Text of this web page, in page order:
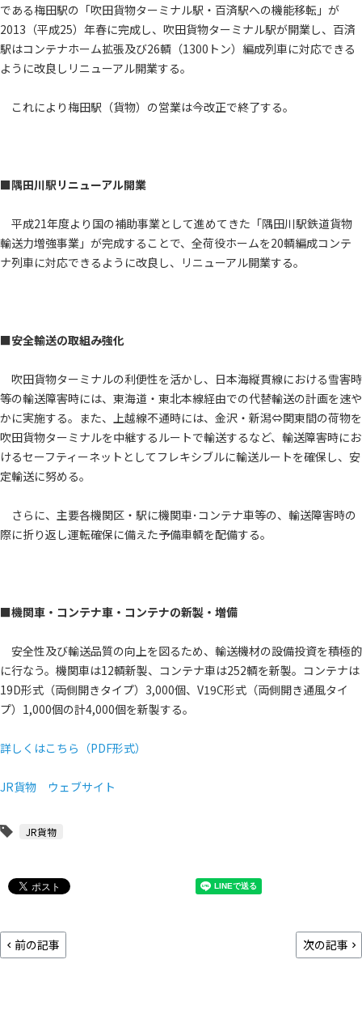
である梅田駅の「吹田貨物ターミナル駅・百済駅への機能移転」が
2013（平成25）年春に完成し、吹田貨物ターミナル駅が開業し、百済
駅はコンテナホーム拡張及び26輌（1300トン）編成列車に対応できる
ように改良しリニューアル開業する。
これにより梅田駅（貨物）の営業は今改正で終了する。
■隅田川駅リニューアル開業
平成21年度より国の補助事業として進めてきた「隅田川駅鉄道貨物
輸送力増強事業」が完成することで、全荷役ホームを20輌編成コンテ
ナ列車に対応できるように改良し、リニューアル開業する。
■安全輸送の取組み強化
吹田貨物ターミナルの利便性を活かし、日本海縦貫線における雪害時
等の輸送障害時には、東海道・東北本線経由での代替輸送の計画を速や
かに実施する。また、上越線不通時には、金沢・新潟⇔関東間の荷物を
吹田貨物ターミナルを中継するルートで輸送するなど、輸送障害時にお
けるセーフティーネットとしてフレキシブルに輸送ルートを確保し、安
定輸送に努める。
さらに、主要各機関区・駅に機関車･コンテナ車等の、輸送障害時の
際に折り返し運転確保に備えた予備車輌を配備する。
■機関車・コンテナ車・コンテナの新製・増備
安全性及び輸送品質の向上を図るため、輸送機材の設備投資を積極的
に行なう。機関車は12輌新製、コンテナ車は252輌を新製。コンテナは
19D形式（両側開きタイプ）3,000個、V19C形式（両側開き通風タイ
プ）1,000個の計4,000個を新製する。
詳しくはこちら（PDF形式）
JR貨物 ウェブサイト
JR貨物
前の記事 次の記事